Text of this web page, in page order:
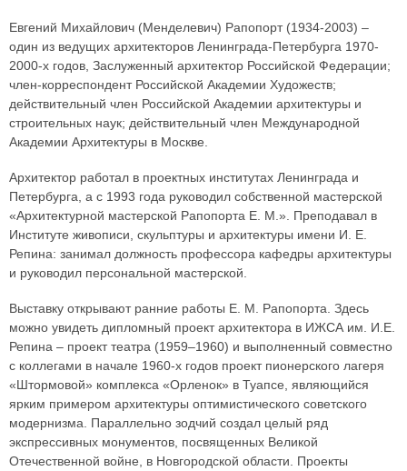
Евгений Михайлович (Менделевич) Рапопорт (1934-2003) –
один из ведущих архитекторов Ленинграда-Петербурга 1970-
2000-х годов, Заслуженный архитектор Российской Федерации;
член-корреспондент Российской Академии Художеств;
действительный член Российской Академии архитектуры и
строительных наук; действительный член Международной
Академии Архитектуры в Москве.
Архитектор работал в проектных институтах Ленинграда и
Петербурга, а с 1993 года руководил собственной мастерской
«Архитектурной мастерской Рапопорта Е. М.». Преподавал в
Институте живописи, скульптуры и архитектуры имени И. Е.
Репина: занимал должность профессора кафедры архитектуры
и руководил персональной мастерской.
Выставку открывают ранние работы Е. М. Рапопорта. Здесь
можно увидеть дипломный проект архитектора в ИЖСА им. И.Е.
Репина – проект театра (1959–1960) и выполненный совместно
с коллегами в начале 1960-х годов проект пионерского лагеря
«Штормовой» комплекса «Орленок» в Туапсе, являющийся
ярким примером архитектуры оптимистического советского
модернизма. Параллельно зодчий создал целый ряд
экспрессивных монументов, посвященных Великой
Отечественной войне, в Новгородской области. Проекты